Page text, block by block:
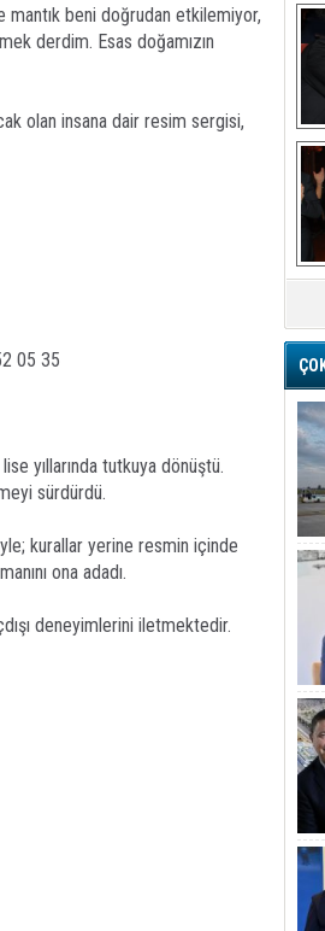
mantık beni doğrudan etkilemiyor,
derdim. Esas doğamızın
olan insana dair resim sergisi,
05 35
yıllarında tutkuya dönüştü.
sürdürdü.
kurallar yerine resmin içinde
ona adadı.
deneyimlerini iletmektedir.